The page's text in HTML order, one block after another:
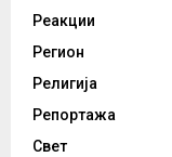
Реакции
Регион
Религија
Репортажа
Свет